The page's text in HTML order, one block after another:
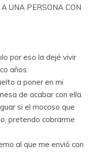
UNA PERSONA CON
por eso la dejé vivir
años.
a poner en mi
de acabar con ella.
si el mocoso que
pretendo cobrarme
al que me envió con